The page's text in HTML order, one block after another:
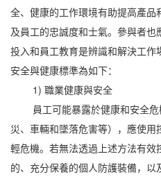
全、健康的工作環境有助提高產
及員工的忠誠度和士氣。參與者
投入和員工教育是辨識和解決工
安全與健康標準為如下：
1) 職業健康與安全
員工可能暴露於健康和安全危
災、車輛和墜落危害等），應使
輕危機。若無法透過上述方法有
的、充分保養的個人防護裝備，